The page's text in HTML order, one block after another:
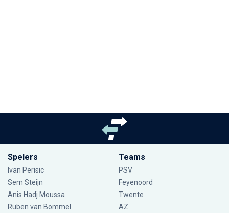
Spelers
Ivan Perisic
Sem Steijn
Anis Hadj Moussa
Ruben van Bommel
Teams
PSV
Feyenoord
Twente
AZ